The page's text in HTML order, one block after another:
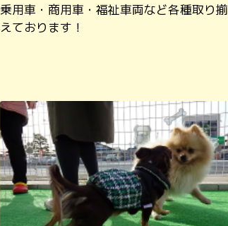
乗用車・商用車・福祉車両など各種取り揃
えております！